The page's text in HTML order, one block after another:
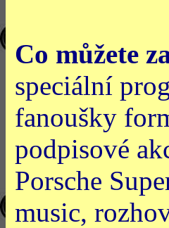
Co můžete
speciální
fanoušky
podpisové
Porsche
music,